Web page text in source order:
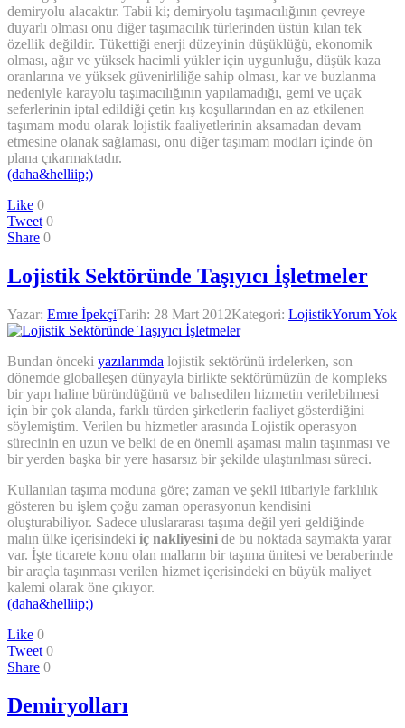
demiryolu alacaktır. Tabii ki; demiryolu taşımacılığının çevreye
duyarlı olması onu diğer taşımacılık türlerinden üstün kılan tek
özellik değildir. Tükettiği enerji düzeyinin düşüklüğü, ekonomik
olması, ağır ve yüksek hacimli yükler için uygunluğu, düşük kaza
oranlarına ve yüksek güvenirliliğe sahip olması, kar ve buzlanma
nedeniyle karayolu taşımacılığının yapılamadığı, gemi ve uçak
seferlerinin iptal edildiği çetin kış koşullarından en az etkilenen
taşımam modu olarak lojistik faaliyetlerinin aksamadan devam
etmesine olanak sağlaması, onu diğer taşımam modları içinde ön
plana çıkarmaktadır.
(daha&helliip;)
Like 0
Tweet 0
Share 0
Lojistik Sektöründe Taşıyıcı İşletmeler
Yazar: Emre İpekçiTarih: 28 Mart 2012Kategori: LojistikYorum Yok
Bundan önceki yazılarımda lojistik sektörünü irdelerken, son
dönemde globalleşen dünyayla birlikte sektörümüzün de kompleks
bir yapı haline büründüğünü ve bahsedilen hizmetin verilebilmesi
için bir çok alanda, farklı türden şirketlerin faaliyet gösterdiğini
söylemiştim. Verilen bu hizmetler arasında Lojistik operasyon
sürecinin en uzun ve belki de en önemli aşaması malın taşınması ve
bir yerden başka bir yere hasarsız bir şekilde ulaştırılması süreci.
Kullanılan taşıma moduna göre; zaman ve şekil itibariyle farklılık
gösteren bu işlem çoğu zaman operasyonun kendisini
oluşturabiliyor. Sadece uluslararası taşıma değil yeri geldiğinde
malın ülke içerisindeki iç nakliyesini de bu noktada saymakta yarar
var. İşte ticarete konu olan malların bir taşıma ünitesi ve beraberinde
bir araçla taşınması verilen hizmet içerisindeki en büyük maliyet
kalemi olarak öne çıkıyor.
(daha&helliip;)
Like 0
Tweet 0
Share 0
Demiryolları